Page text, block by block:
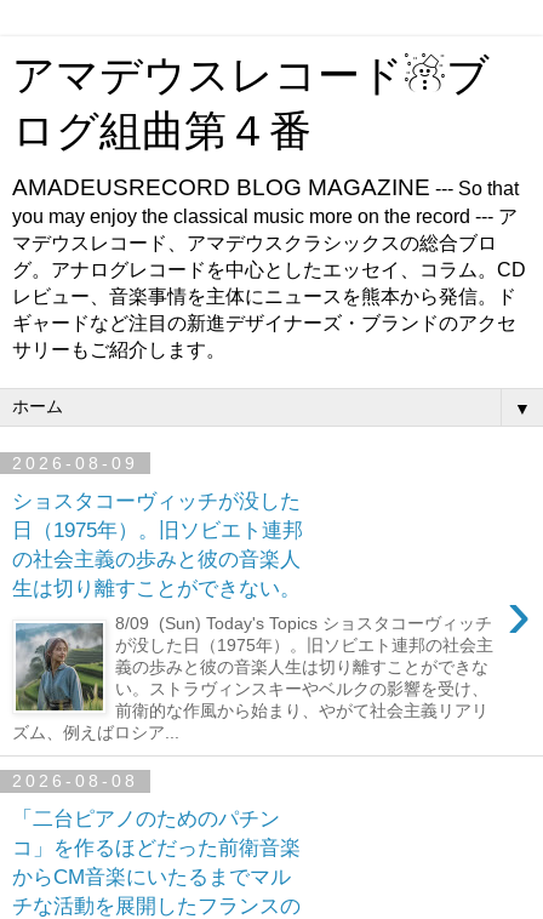
アマデウスレコード☃ブ
ログ組曲第４番
AMADEUSRECORD BLOG MAGAZINE --- So that
you may enjoy the classical music more on the record --- ア
マデウスレコード、アマデウスクラシックスの総合ブロ
グ。アナログレコードを中心としたエッセイ、コラム。CD
レビュー、音楽事情を主体にニュースを熊本から発信。ド
ギャードなど注目の新進デザイナーズ・ブランドのアクセ
サリーもご紹介します。
▼
2026-08-09
ショスタコーヴィッチが没した
日（1975年）。旧ソビエト連邦
の社会主義の歩みと彼の音楽人
生は切り離すことができない。
›
8/09 (Sun) Today's Topics ショスタコーヴィッチ
が没した日（1975年）。旧ソビエト連邦の社会主
義の歩みと彼の音楽人生は切り離すことができな
い。ストラヴィンスキーやベルクの影響を受け、
前衛的な作風から始まり、やがて社会主義リアリ
ズム、例えばロシア...
2026-08-08
「二台ピアノのためのパチン
コ」を作るほどだった前衛音楽
からCM音楽にいたるまでマル
チな活動を展開したフランスの